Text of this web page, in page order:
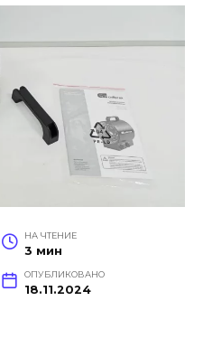
НА ЧТЕНИЕ
3 мин
ОПУБЛИКОВАНО
18.11.2024